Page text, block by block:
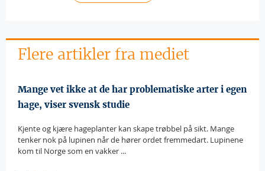
Flere artikler fra mediet
Mange vet ikke at de har problematiske arter i egen
hage, viser svensk studie
Kjente og kjære hageplanter kan skape trøbbel på sikt. Mange
tenker nok på lupinen når de hører ordet fremmedart. Lupinene
kom til Norge som en vakker ...